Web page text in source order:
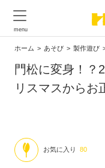
ホーム あそび 製作遊び
門松に変身！？
リスマスからお
お気に入り 80